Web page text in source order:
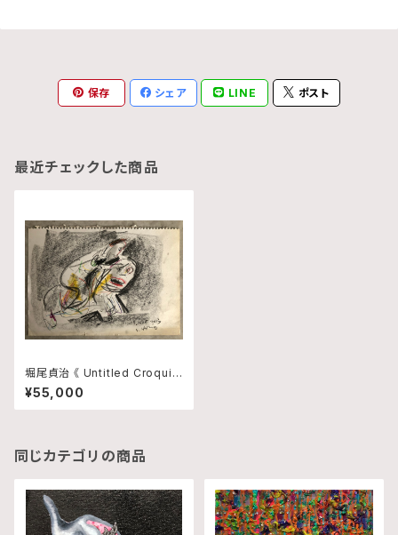
保存 シェア LINE ポスト
最近チェックした商品
堀尾貞治 《 Untitled Croquis
1 》
¥55,000
同じカテゴリの商品